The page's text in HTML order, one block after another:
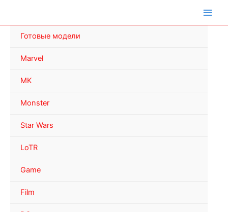
Готовые модели
Marvel
MK
Monster
Star Wars
LoTR
Game
Film